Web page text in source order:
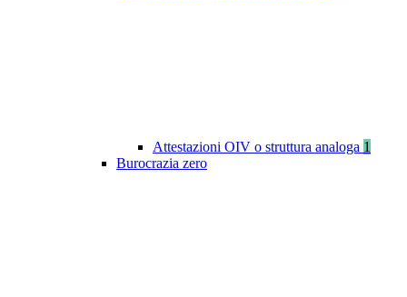
Attestazioni OIV o struttura analoga 1
Burocrazia zero